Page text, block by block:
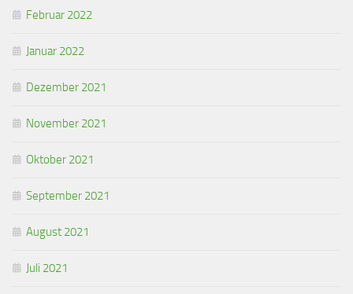
Februar 2022
Januar 2022
Dezember 2021
November 2021
Oktober 2021
September 2021
August 2021
Juli 2021